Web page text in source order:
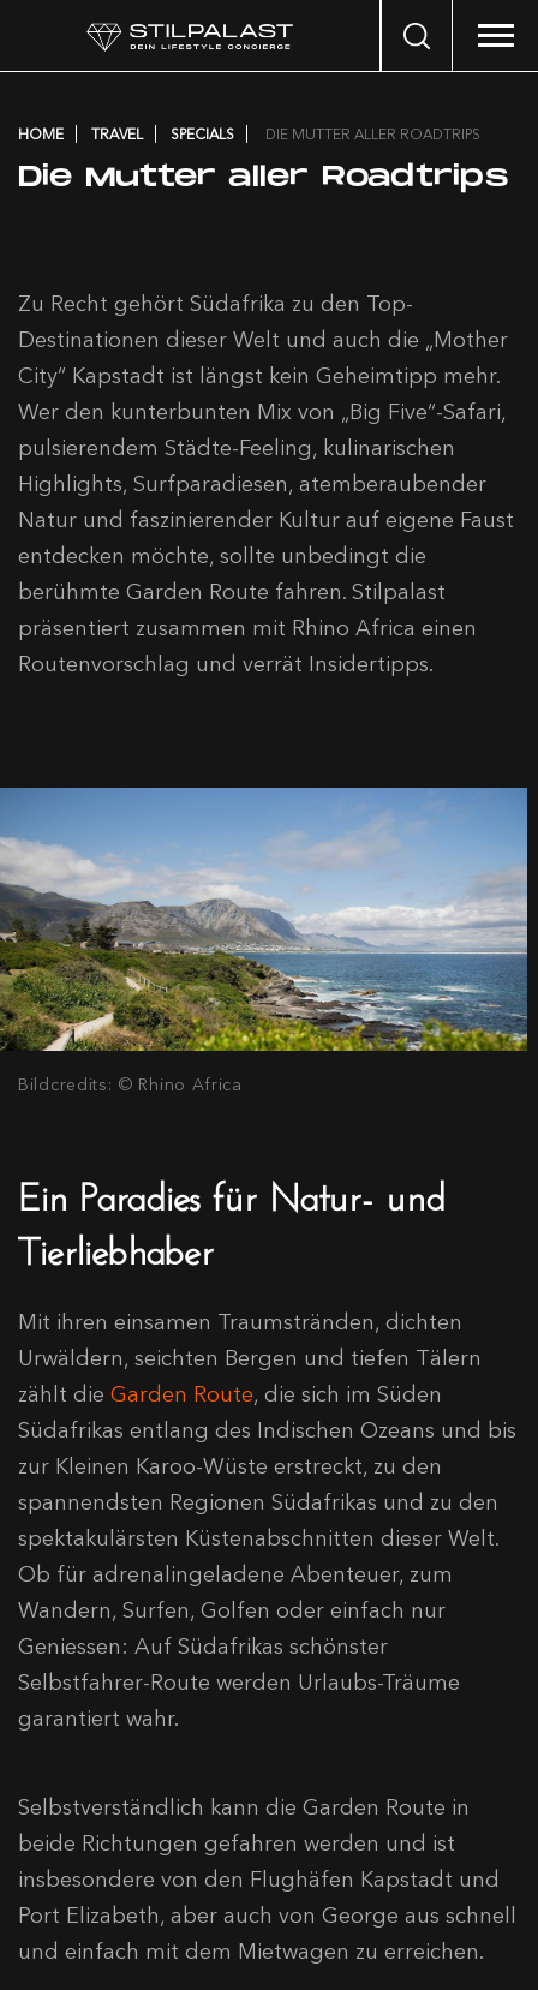
Search
HOME TRAVEL SPECIALS DIE MUTTER ALLER ROADTRIPS
Die Mutter aller Roadtrips
Zu Recht gehört Südafrika zu den Top-
Destinationen dieser Welt und auch die „Mother
City“ Kapstadt ist längst kein Geheimtipp mehr.
Wer den kunterbunten Mix von „Big Five“-Safari,
pulsierendem Städte-Feeling, kulinarischen
Highlights, Surfparadiesen, atemberaubender
Natur und faszinierender Kultur auf eigene Faust
entdecken möchte, sollte unbedingt die
berühmte Garden Route fahren. Stilpalast
präsentiert zusammen mit Rhino Africa einen
Routenvorschlag und verrät Insidertipps.
Bildcredits: © Rhino Africa
Ein Paradies für Natur- und
Tierliebhaber
Mit ihren einsamen Traumstränden, dichten
Urwäldern, seichten Bergen und tiefen Tälern
zählt die Garden Route, die sich im Süden
Südafrikas entlang des Indischen Ozeans und bis
zur Kleinen Karoo-Wüste erstreckt, zu den
spannendsten Regionen Südafrikas und zu den
spektakulärsten Küstenabschnitten dieser Welt.
Ob für adrenalingeladene Abenteuer, zum
Wandern, Surfen, Golfen oder einfach nur
Geniessen: Auf Südafrikas schönster
Selbstfahrer-Route werden Urlaubs-Träume
garantiert wahr.
Selbstverständlich kann die Garden Route in
beide Richtungen gefahren werden und ist
insbesondere von den Flughäfen Kapstadt und
Port Elizabeth, aber auch von George aus schnell
und einfach mit dem Mietwagen zu erreichen.